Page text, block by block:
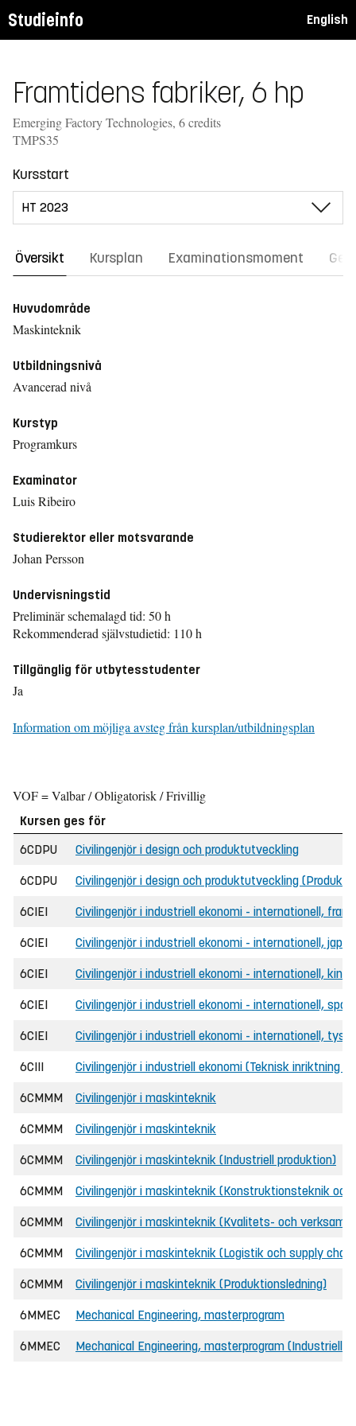
Studieinfo English
Framtidens fabriker, 6 hp
Emerging Factory Technologies, 6 credits
TMPS35
Kursstart
Översikt Kursplan Examinationsmoment
Huvudområde
Maskinteknik
Utbildningsnivå
Avancerad nivå
Kurstyp
Programkurs
Examinator
Luis Ribeiro
Studierektor eller motsvarande
Johan Persson
Undervisningstid
Preliminär schemalagd tid: 50 h
Rekommenderad självstudietid: 110 h
Tillgänglig för utbytesstudenter
Ja
Information om möjliga avsteg från kursplan/utbildningsplan
VOF = Valbar / Obligatorisk / Frivillig
Kursen ges för
6CDPU
Civilingenjör i design och produktutveckling
6CDPU Civilingenjör i design och produktutveckling
6CIEI Civilingenjör i industriell ekonomi - internationell,
6CIEI Civilingenjör i industriell ekonomi - internationell,
6CIEI Civilingenjör i industriell ekonomi - internationell,
6CIEI Civilingenjör i industriell ekonomi - internationell,
6CIEI Civilingenjör i industriell ekonomi - internationell,
6CIII Civilingenjör i industriell ekonomi (Teknisk inriktning
6CMMM Civilingenjör i maskinteknik
6CMMM Civilingenjör i maskinteknik
6CMMM Civilingenjör i maskinteknik (Industriell produktion)
6CMMM Civilingenjör i maskinteknik (Konstruktionsteknik
6CMMM Civilingenjör i maskinteknik (Kvalitets- och
6CMMM Civilingenjör i maskinteknik (Logistik och supply
6CMMM Civilingenjör i maskinteknik (Produktionsledning)
6MMEC Mechanical Engineering, masterprogram
6MMEC Mechanical Engineering, masterprogram (Industriell